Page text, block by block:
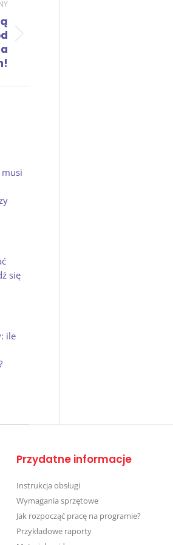
się
ile
Przydatne informacje
Instrukcja obsługi
Wymagania sprzętowe
Jak rozpocząć pracę na programie?
Przykładowe raporty